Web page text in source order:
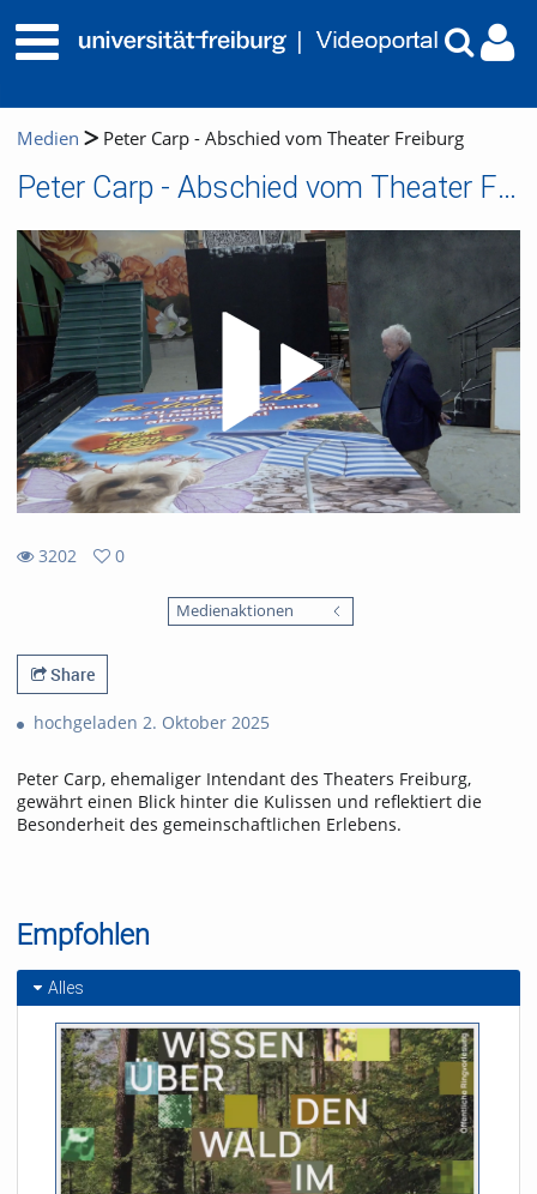
Medien Peter Carp - Abschied vom Theater Freiburg
Peter Carp - Abschied vom Theater Freiburg
3202
0
Medienaktionen
Share
hochgeladen 2. Oktober 2025
Peter Carp, ehemaliger Intendant des Theaters Freiburg,
gewährt einen Blick hinter die Kulissen und reflektiert die
Besonderheit des gemeinschaftlichen Erlebens.
Empfohlen
Alles